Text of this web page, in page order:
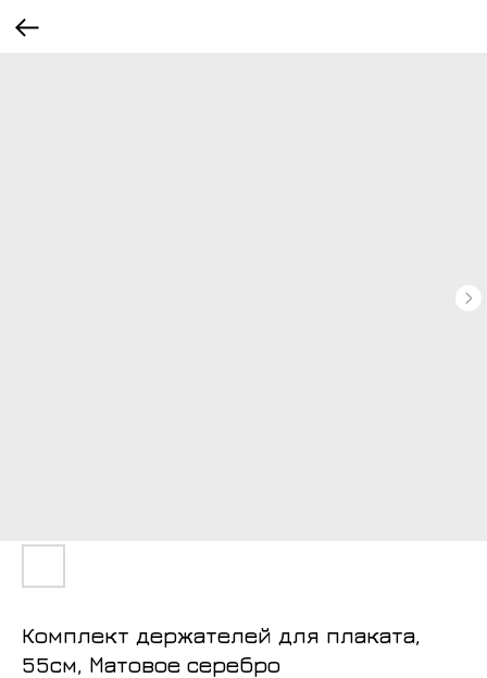
Комплект держателей для плаката,
55см, Матовое серебро